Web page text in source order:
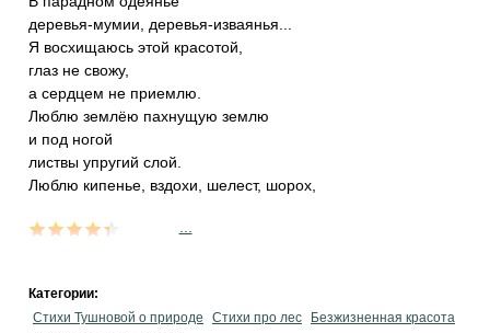
деревья-мумии, деревья-изваянья...
Я восхищаюсь этой красотой,
глаз не свожу,
а сердцем не приемлю.
Люблю землёю пахнущую землю
и под ногой
листвы упругий слой.
Люблю кипенье, вздохи, шелест, шорох,
Категории:
Стихи Тушновой о природе
Стихи про лес
Безжизненная красота